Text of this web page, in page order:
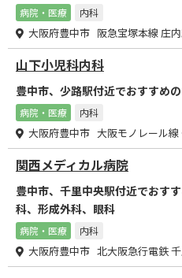
病院・医療 内科
大阪府豊中市 阪急宝塚本線 庄
山下小児科内科
豊中市、少路駅付近でおすすめ
病院・医療 内科
大阪府豊中市 大阪モノレール線
関西メディカル病院
豊中市、千里中央駅付近でおす
科、形成外科、眼科
病院・医療 内科
大阪府豊中市 北大阪急行電鉄